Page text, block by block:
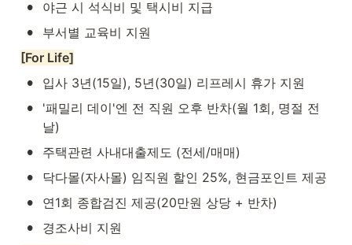
• 야근 시 석식비 및 택시비 지급
•
부서별 교육비 지원
[For Life]
• 입사 3년(15일), 5년(30일) 리프레시 휴가 지원
•
'패밀리 데이'엔 전 직원 오후 반차(월 1회, 명절 전
날)
• 주택관련 사내대출제도 (전세/매매)
• 닥다몰(자사몰) 임직원 할인 25%, 현금포인트 제공
• 연1회 종합검진 제공(20만원 상당 + 반차)
•
경조사비 지원